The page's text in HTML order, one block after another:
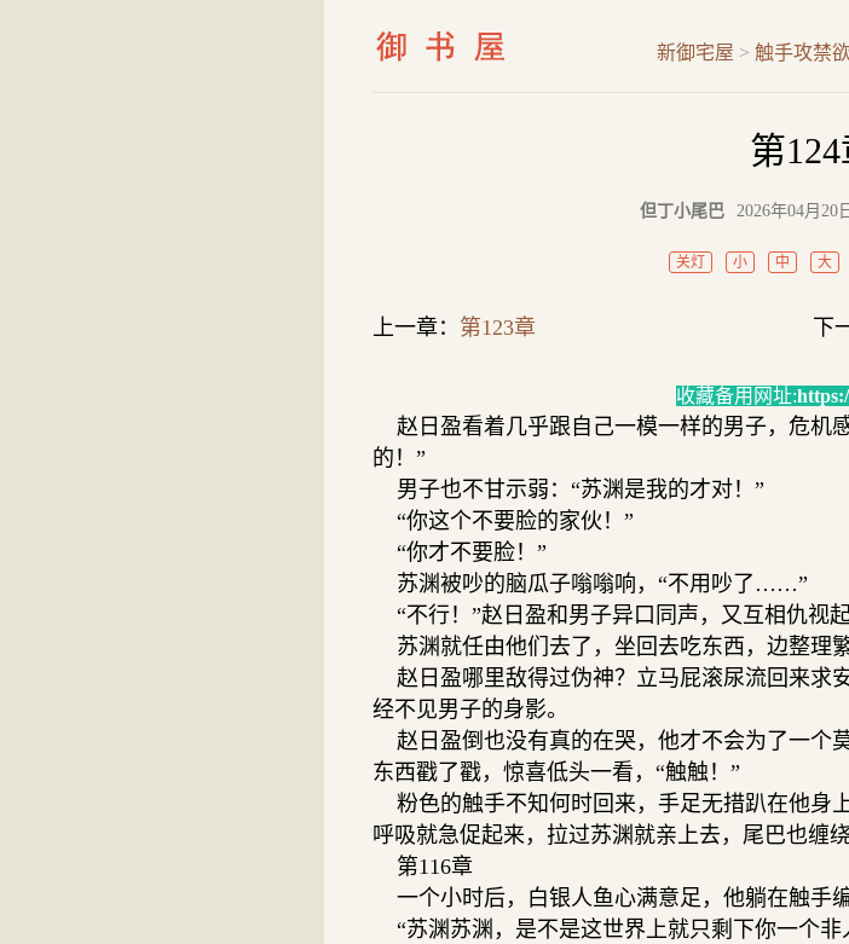
新御宅屋 > 触手攻禁
第
但丁小尾巴 2026年04月20
关灯 小 中 大
上一章： 第123章 下
收藏备用网址:
赵日盈看着几乎跟自己一模一样的男子，危机
的！”
男子也不甘示弱：“苏渊是我的才对！”
“你这个不要脸的家伙！”
“你才不要脸！”
苏渊被吵的脑瓜子嗡嗡响，“不用吵了……”
“不行！”赵日盈和男子异口同声，又互相仇视
苏渊就任由他们去了，坐回去吃东西，边整理繁
赵日盈哪里敌得过伪神？立马屁滚尿流回来求
经不见男子的身影。
赵日盈倒也没有真的在哭，他才不会为了一个
东西戳了戳，惊喜低头一看，“触触！”
粉色的触手不知何时回来，手足无措趴在他身
呼吸就急促起来，拉过苏渊就亲上去，尾巴也缠绕
第116章
一个小时后，白银人鱼心满意足，他躺在触手
“苏渊苏渊，是不是这世界上就只剩下你一个非